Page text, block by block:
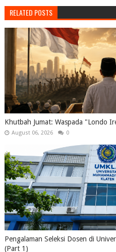
RELATED POSTS
Khutbah Jumat: Waspada "Londo
August 06, 2026 0
Pengalaman Seleksi Dosen di
(Part 1)